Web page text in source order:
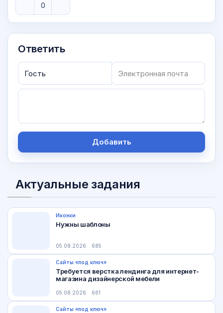
0
Ответить
Добавить
Актуальные задания
Иконки
Нужны шаблоны
05.08.2026 685
Сайты «под ключ»
Требуется верстка лендинга для интернет-
магазина дизайнерской мебели
05.08.2026 661
Сайты «под ключ»